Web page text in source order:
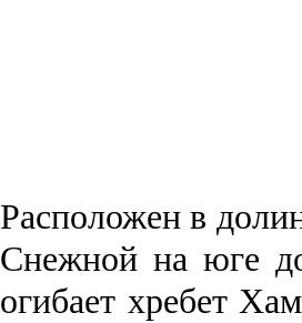
Рас­положен в
Снежной на юге
огибает хребет